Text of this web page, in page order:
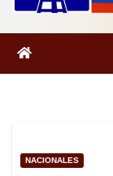
NACIONALES